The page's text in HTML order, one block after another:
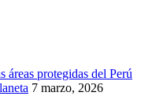
áreas protegidas del Perú
7 marzo, 2026